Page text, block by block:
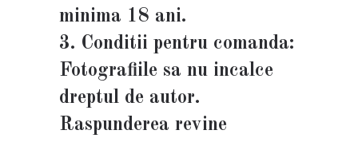
minima 18 ani.
3. Conditii pentru comanda:
Fotografiile sa nu incalce
dreptul de autor.
Raspunderea revine